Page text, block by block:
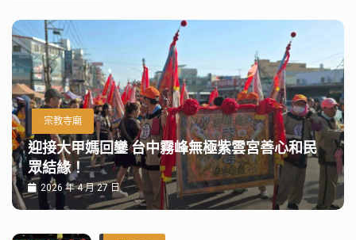
宗教寺廟
迎接大甲媽回鑾 台中霧峰無極紫雲宮善心和民
眾結緣！
2026 年 4 月 27 日